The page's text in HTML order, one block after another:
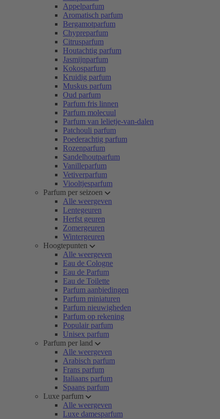
Appelparfum
Aromatisch parfum
Bergamotparfum
Chypreparfum
Citrusparfum
Houtachtig parfum
Jasmijnparfum
Kokosparfum
Kruidig parfum
Muskus parfum
Oud parfum
Parfum fris linnen
Parfum molecuul
Parfum van lelietje-van-dalen
Patchouli parfum
Poederachtig parfum
Rozenparfum
Sandelhoutparfum
Vanilleparfum
Vetiverparfum
Viooltjesparfum
Parfum per seizoen
Alle weergeven
Lentegeuren
Herfst geuren
Zomergeuren
Wintergeuren
Hoogtepunten
Alle weergeven
Eau de Cologne
Eau de Parfum
Eau de Toilette
Parfum aanbiedingen
Parfum miniaturen
Parfum nieuwigheden
Parfum op rekening
Populair parfum
Unisex parfum
Parfum per land
Alle weergeven
Arabisch parfum
Frans parfum
Italiaans parfum
Spaans parfum
Luxe parfum
Alle weergeven
Luxe damesparfum